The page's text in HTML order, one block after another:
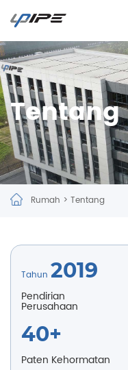
Tentang
Rumah > Tentang
Tahun 2019
Pendirian
Perusahaan
40+
Paten Kehormatan